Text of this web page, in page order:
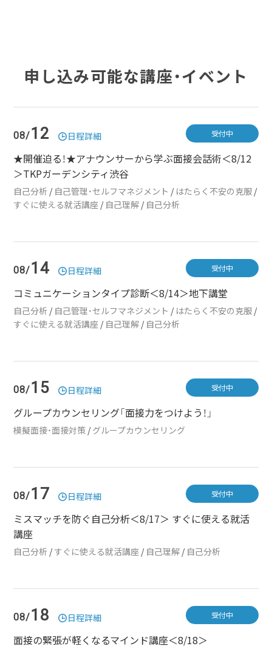
申し込み可能な講座・イベント
08/12 日程詳細
★開催迫る！★アナウンサーから学ぶ面接会話術＜8/12
＞TKPガーデンシティ渋谷
自己分析 / 自己管理・セルフマネジメント / はたらく不安の克服 /
すぐに使える就活講座 / 自己理解 / 自己分析
受付中
08/14 日程詳細
コミュニケーションタイプ診断＜8/14＞地下講堂
自己分析 / 自己管理・セルフマネジメント / はたらく不安の克服 /
すぐに使える就活講座 / 自己理解 / 自己分析
受付中
08/15 日程詳細
グループカウンセリング「面接力をつけよう！」
模擬面接・面接対策 /グループカウンセリング
受付中
08/17 日程詳細
ミスマッチを防ぐ自己分析＜8/17＞ すぐに使える就活
講座
自己分析 /すぐに使える就活講座 / 自己理解 / 自己分析
受付中
08/18 日程詳細
面接の緊張が軽くなるマインド講座＜8/18＞
受付中